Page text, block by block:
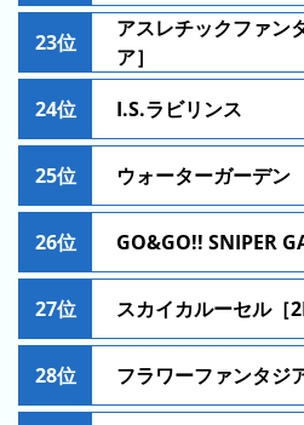
昨
日
の
ラ
キ
ン
グ
月
の
ラ
ン
キ
23位
アスレチックファン
ア］
24位 I.S.ラビリンス
25位 ウォーターガーデン
26位 GO&GO!! SNIPER
27位 スカイカルーセル［
28位 フラワーファンタジ